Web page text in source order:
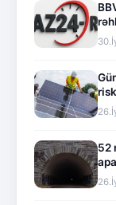
52